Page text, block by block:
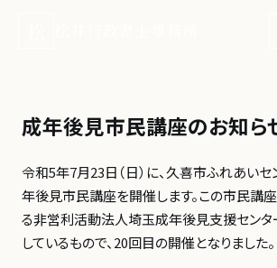
成年後見市民講座のお知ら
令和5年7月23日（日）に、久喜市ふれあいセ
年後見市民講座を開催します。この市民講
る非営利活動法人埼玉成年後見支援セン
しているもので、20回目の開催となりました。